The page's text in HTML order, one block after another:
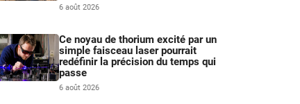
6 août 2026
Ce noyau de thorium excité par un
simple faisceau laser pourrait
redéfinir la précision du temps qui
passe
6 août 2026